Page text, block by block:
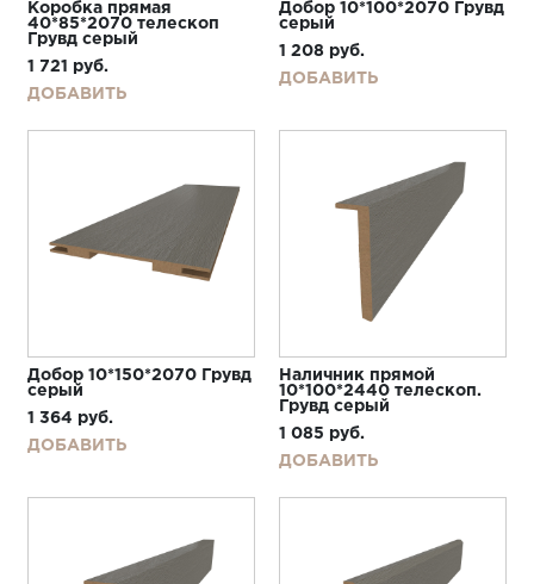
Коробка прямая
40*85*2070 телескоп
Грувд серый
1 721
руб.
ДОБАВИТЬ
Добор 10*100*2070 Грувд
серый
1 208 руб.
ДОБАВИТЬ
Добор 10*150*2070 Грувд
серый
1 364 руб.
ДОБАВИТЬ
Наличник прямой
10*100*2440 телескоп.
Грувд серый
1 085 руб.
ДОБАВИТЬ